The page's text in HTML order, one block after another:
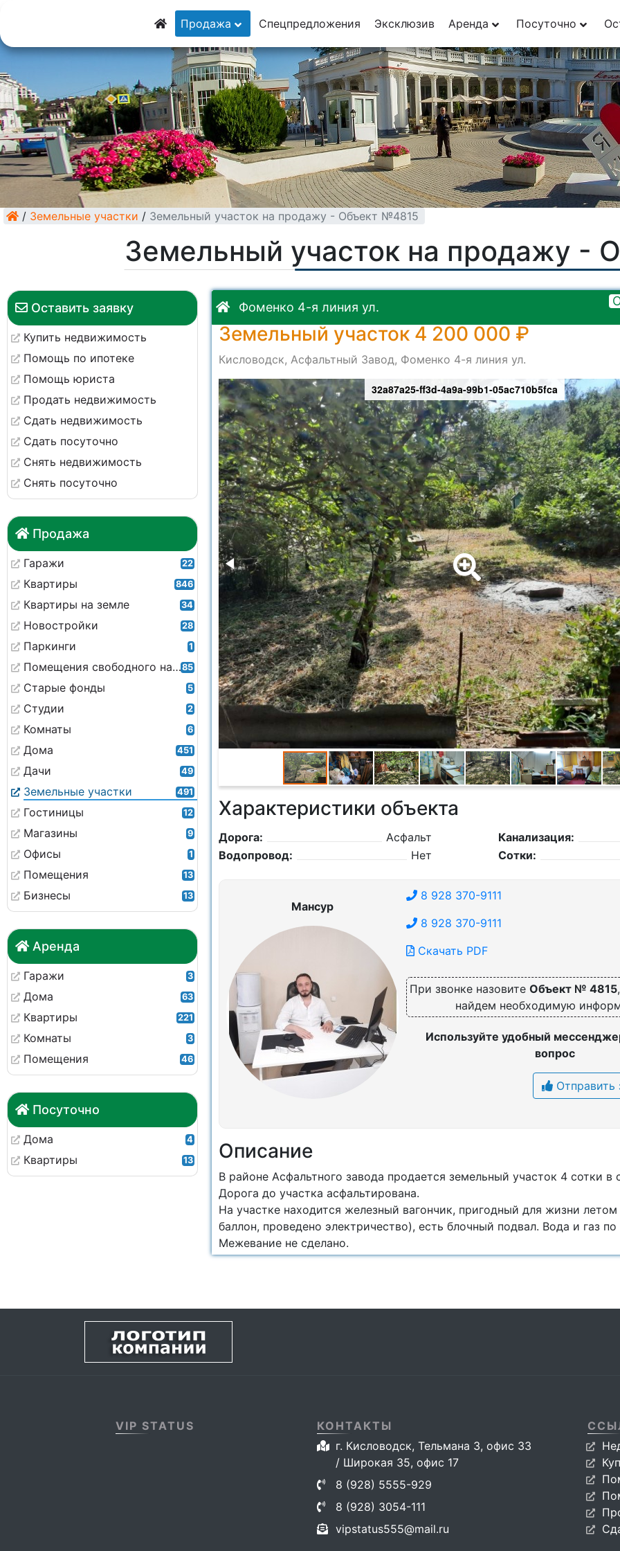
8 (928) 5555-929
8 (928) 3054-111
Продажа Спецпредложения Эксклюзив Аренда Посуточно
/ Земельные участки / Земельный участок на продажу - Объект №4815
Земельный участок на продажу -
Оставить заявку
Купить недвижимость
Помощь по ипотеке
Помощь юриста
Продать недвижимость
Сдать недвижимость
Сдать посуточно
Снять недвижимость
Снять посуточно
Продажа
Гаражи 22
Квартиры 846
Квартиры на земле 34
Новостройки 28
Паркинги 1
Помещения свободного назначения85
Старые фонды 5
Студии 2
Комнаты 6
Дома 451
Дачи 49
Земельные участки 491
Гостиницы 12
Магазины 9
Офисы 1
Помещения 13
Бизнесы 13
Аренда
Гаражи 3
Дома 63
Квартиры 221
Комнаты 3
Помещения 46
Посуточно
Дома 4
Квартиры 13
Фоменко 4-я линия ул.
Земельный участок 4 200 000 ₽
Кисловодск, Асфальтный Завод, Фоменко 4-я линия ул.
32a87a25-ff3d-4a9a-99b1-05ac710b5fca
Характеристики объекта
Дорога:
Асфальт
Водопровод:
Нет
Канализация:
Сотки:
Мансур
8 928 370-9111
8 928 370-9111
Скачать PDF
При звонке назовите Объект № 4815
найдем необходимую
Используйте удобный
вопрос
Отправить
Описание
В районе Асфальтного завода продается земельный участок 4 сотки в
Дорога до участка асфальтирована.
На участке находится железный вагончик, пригодный для жизни летом
баллон, проведено электричество), есть блочный подвал. Вода и газ
Межевание не сделано.
VIP STATUS
КОНТАКТЫ
г. Кисловодск, Тельмана 3, офис 33
/ Широкая 35, офис 17
8 (928) 5555-929
8 (928) 3054-111
vipstatus555@mail.ru